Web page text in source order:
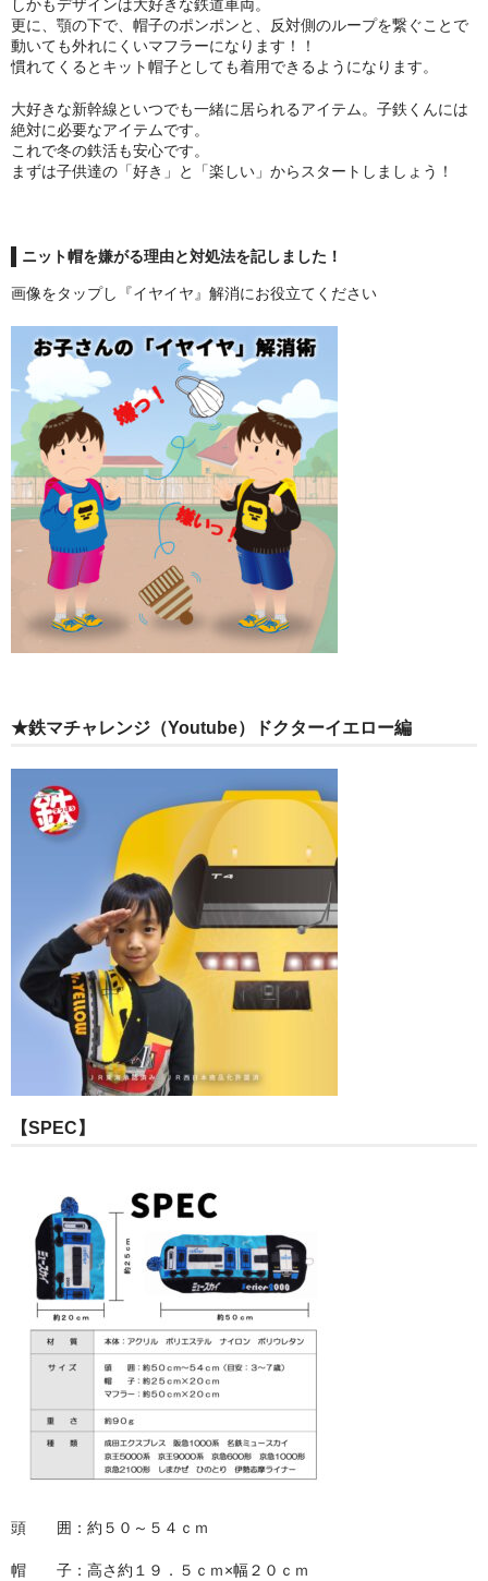
しかもデザインは大好きな鉄道車両。
更に、顎の下で、帽子のポンポンと、反対側のループを繋ぐことで
動いても外れにくいマフラーになります！！
慣れてくるとキット帽子としても着用できるようになります。
大好きな新幹線といつでも一緒に居られるアイテム。子鉄くんには
絶対に必要なアイテムです。
これで冬の鉄活も安心です。
まずは子供達の「好き」と「楽しい」からスタートしましょう！
ニット帽を嫌がる理由と対処法を記しました！
画像をタップし『イヤイヤ』解消にお役立てください
★鉄マチャレンジ（Youtube）ドクターイエロー編
【SPEC】
頭 囲：約５０～５４ｃｍ
帽 子：高さ約１９．５ｃｍ×幅２０ｃｍ